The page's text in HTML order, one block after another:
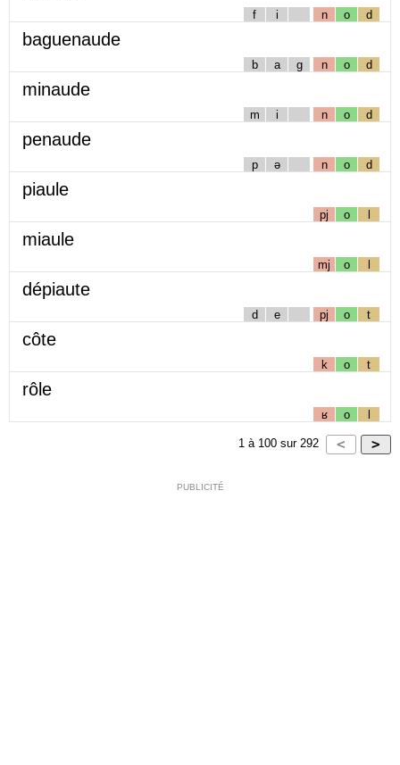
f i n o d
baguenaude
b a g n o d
minaude
m i n o d
penaude
p ə n o d
piaule
pj o l
miaule
mj o l
dépiaute
d e pj o t
côte
k o t
rôle
ʁ o l
1 à 100 sur 292
PUBLICITÉ